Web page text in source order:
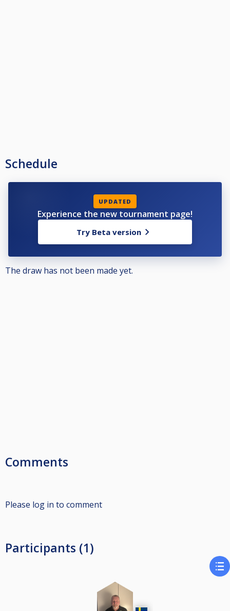
Schedule
UPDATED
Experience the new tournament page!
Try Beta version
The draw has not been made yet.
Comments
Please log in to comment
Participants (1)